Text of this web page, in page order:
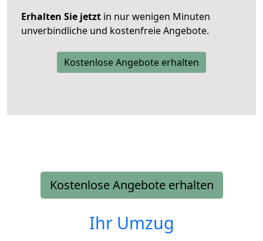
Erhalten Sie jetzt in nur wenigen Minuten
unverbindliche und kostenfreie Angebote.
Kostenlose Angebote erhalten
Kostenlose Angebote erhalten
Ihr Umzug